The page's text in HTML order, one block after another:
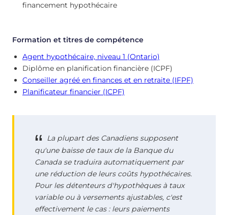
financement hypothécaire
Formation et titres de compétence
Agent hypothécaire, niveau 1 (Ontario)
Diplôme en planification financière (ICPF)
Conseiller agréé en finances et en retraite (IFPF)
Planificateur financier (ICPF)
La plupart des Canadiens supposent
qu'une baisse de taux de la Banque du
Canada se traduira automatiquement par
une réduction de leurs coûts hypothécaires.
Pour les détenteurs d'hypothèques à taux
variable ou à versements ajustables, c'est
effectivement le cas : leurs paiements